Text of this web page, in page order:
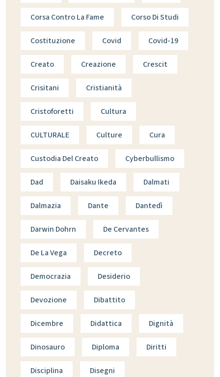
Corsa Contro La Fame Corso Di Studi
Costituzione Covid Covid-19
Creato Creazione Crescit
Crisitani Cristianità
Cristoforetti Cultura
CULTURALE Culture Cura
Custodia Del Creato Cyberbullismo
Dad Daisaku Ikeda Dalmati
Dalmazia Dante Dantedì
Darwin Dohrn De Cervantes
De La Vega Decreto
Democrazia Desiderio
Devozione Dibattito
Dicembre Didattica Dignità
Dinosauro Diploma Diritti
Disciplina Disegni